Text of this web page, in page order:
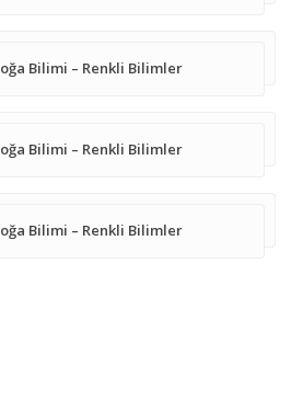
Bilimi – Renkli Bilimler
Bilimi – Renkli Bilimler
Bilimi – Renkli Bilimler